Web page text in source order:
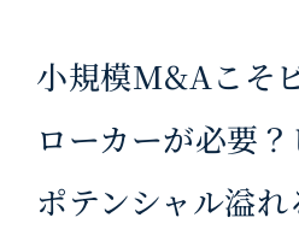
小規模M&Aこそ
ローカーが必要
ポテンシャル溢